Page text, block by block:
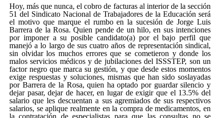
Hoy, más que nunca, el cobro de facturas al interior de la sección
51 del Sindicato Nacional de Trabajadores de la Educación será
el motivo que marque el rumbo en la sucesión de Jorge Luis
Barrera de la Rosa. Quien pende de un hilo, en sus intenciones
por imponer a su posible candidato(a) por el bajo perfil que
manejó a lo largo de sus cuatro años de representación sindical,
sin olvidar los muchos errores que se cometieron y donde los
malos servicios médicos y de jubilaciones del ISSSTEP, son un
factor negro que marca su gestión, y que desde estos momentos
exige respuestas y soluciones, mismas que han sido soslayadas
por Barrera de la Rosa, quien ha optado por guardar silencio y
dejar pasar, dejar de hacer, en lugar de exigir que el 13.5% del
salario que les descuentan a sus agremiados de sus respectivos
salarios, se aplique realmente en la compra de medicamentos, en
la contratación de especialistas para que las consultas no se